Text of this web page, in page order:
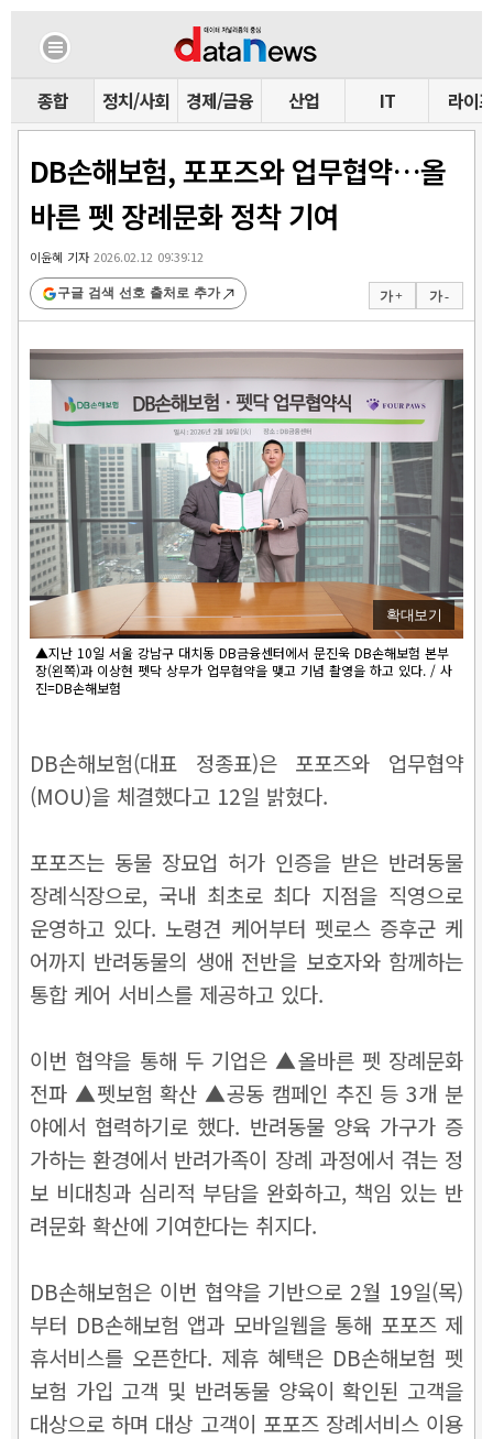
종합 정치/사회 경제/금융 산업 IT 라이프
DB손해보험, 포포즈와 업무협약…올
바른 펫 장례문화 정착 기여
이윤혜 기자2026.02.12 09:39:12
가 + 가 -
구글 검색 선호 출처로 추가
확대보기
▲지난 10일 서울 강남구 대치동 DB금융센터에서 문진욱 DB손해보험 본부
장(왼쪽)과 이상현 펫닥 상무가 업무협약을 맺고 기념 촬영을 하고 있다. / 사
진=DB손해보험
DB손해보험(대표 정종표)은 포포즈와 업무협약
(MOU)을 체결했다고 12일 밝혔다.
포포즈는 동물 장묘업 허가 인증을 받은 반려동물
장례식장으로, 국내 최초로 최다 지점을 직영으로
운영하고 있다. 노령견 케어부터 펫로스 증후군 케
어까지 반려동물의 생애 전반을 보호자와 함께하는
통합 케어 서비스를 제공하고 있다.
이번 협약을 통해 두 기업은 ▲올바른 펫 장례문화
전파 ▲펫보험 확산 ▲공동 캠페인 추진 등 3개 분
야에서 협력하기로 했다. 반려동물 양육 가구가 증
가하는 환경에서 반려가족이 장례 과정에서 겪는 정
보 비대칭과 심리적 부담을 완화하고, 책임 있는 반
려문화 확산에 기여한다는 취지다.
DB손해보험은 이번 협약을 기반으로 2월 19일(목)
부터 DB손해보험 앱과 모바일웹을 통해 포포즈 제
휴서비스를 오픈한다. 제휴 혜택은 DB손해보험 펫
보험 가입 고객 및 반려동물 양육이 확인된 고객을
대상으로 하며 대상 고객이 포포즈 장례서비스 이용